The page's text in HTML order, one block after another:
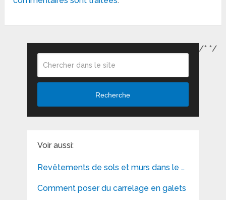
Recherche
Voir aussi:
Revêtements de sols et murs dans le …
Comment poser du carrelage en galets
/* */